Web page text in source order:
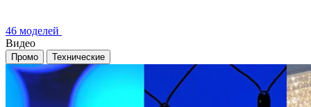
46 моделей
Видео
Промо Технические